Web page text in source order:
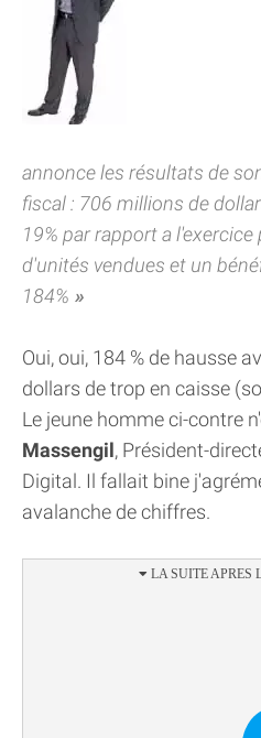
annonce les résultats de
fiscal : 706 millions de
19% par rapport a
d'unités vendues et un
184%
Oui, oui, 184 % de hausse
dollars de trop en caisse
Le jeune homme ci-contre
Massengil, Président-
Digital. Il fallait bine
avalanche de chiffres.